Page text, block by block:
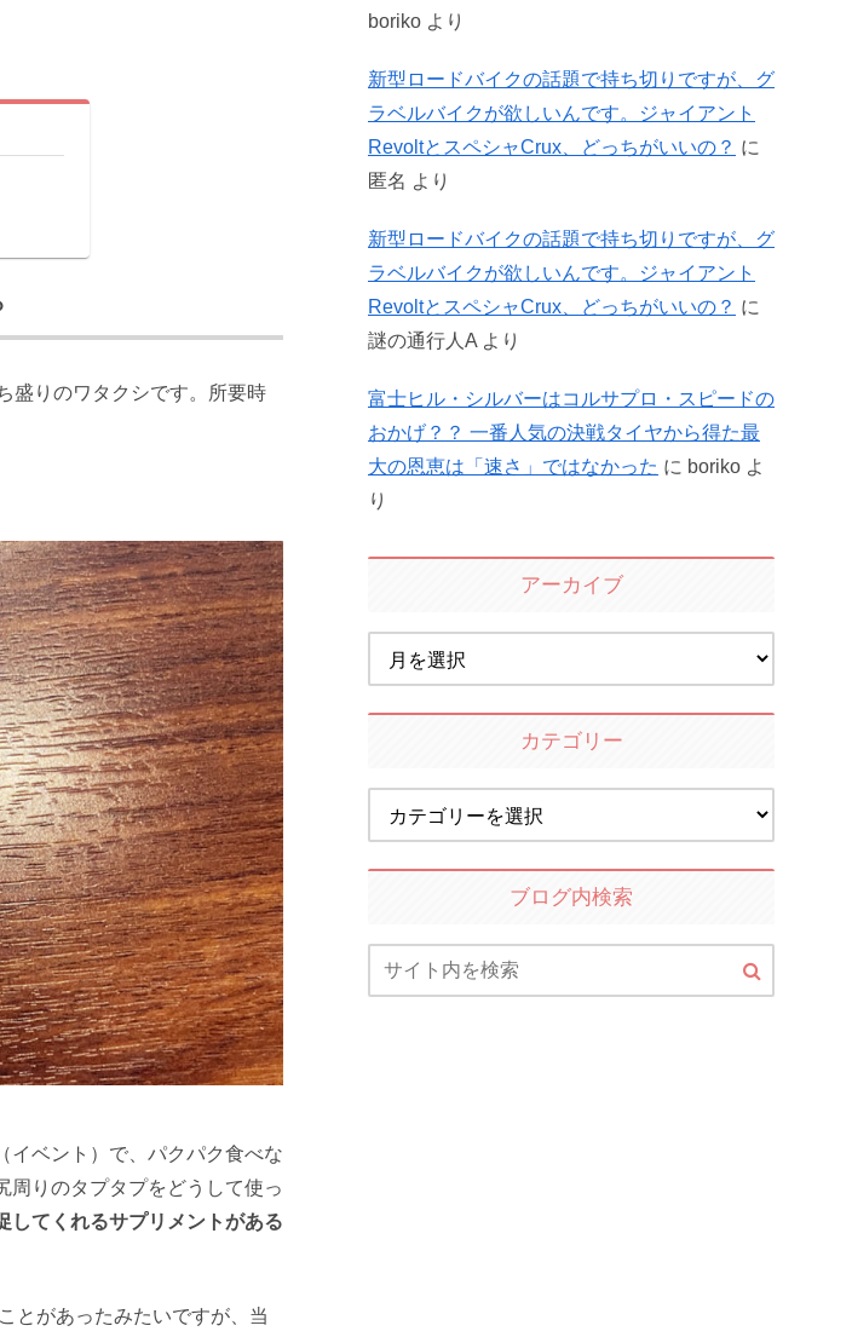
盛りのワタクシです。所要時
イベント）で、パクパク食べな
周りのタプタプをどうして使っ
してくれるサプリメントがある
とがあったみたいですが、当
boriko より
新型ロードバイクの話題で持ち切りですが、グ
ラベルバイクが欲しいんです。ジャイアント
RevoltとスペシャCrux、どっちがいいの？ に
匿名 より
新型ロードバイクの話題で持ち切りですが、グ
ラベルバイクが欲しいんです。ジャイアント
RevoltとスペシャCrux、どっちがいいの？ に
謎の通行人A より
富士ヒル・シルバーはコルサプロ・スピードの
おかげ？？ 一番人気の決戦タイヤから得た最
大の恩恵は「速さ」ではなかった に boriko よ
り
アーカイブ
カテゴリー
ブログ内検索